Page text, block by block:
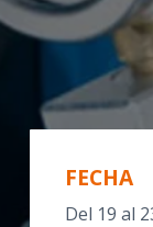
FECHA
Del 19 al